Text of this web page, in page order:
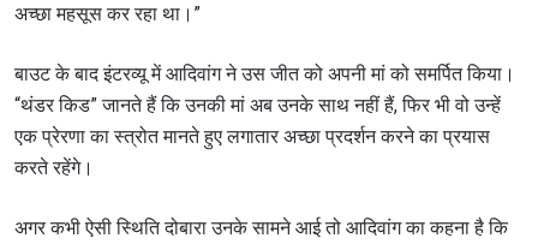
अच्छा महसूस कर रहा था।”
बाउट के बाद इंटरव्यू में आदिवांग ने उस जीत को अपनी मां को समर्पित किया।
“थंडर किड” जानते हैं कि उनकी मां अब उनके साथ नहीं हैं, फिर भी वो उन्हें
एक प्रेरणा का स्त्रोत मानते हुए लगातार अच्छा प्रदर्शन करने का प्रयास
करते रहेंगे।
अगर कभी ऐसी स्थिति दोबारा उनके सामने आई तो आदिवांग का कहना है कि